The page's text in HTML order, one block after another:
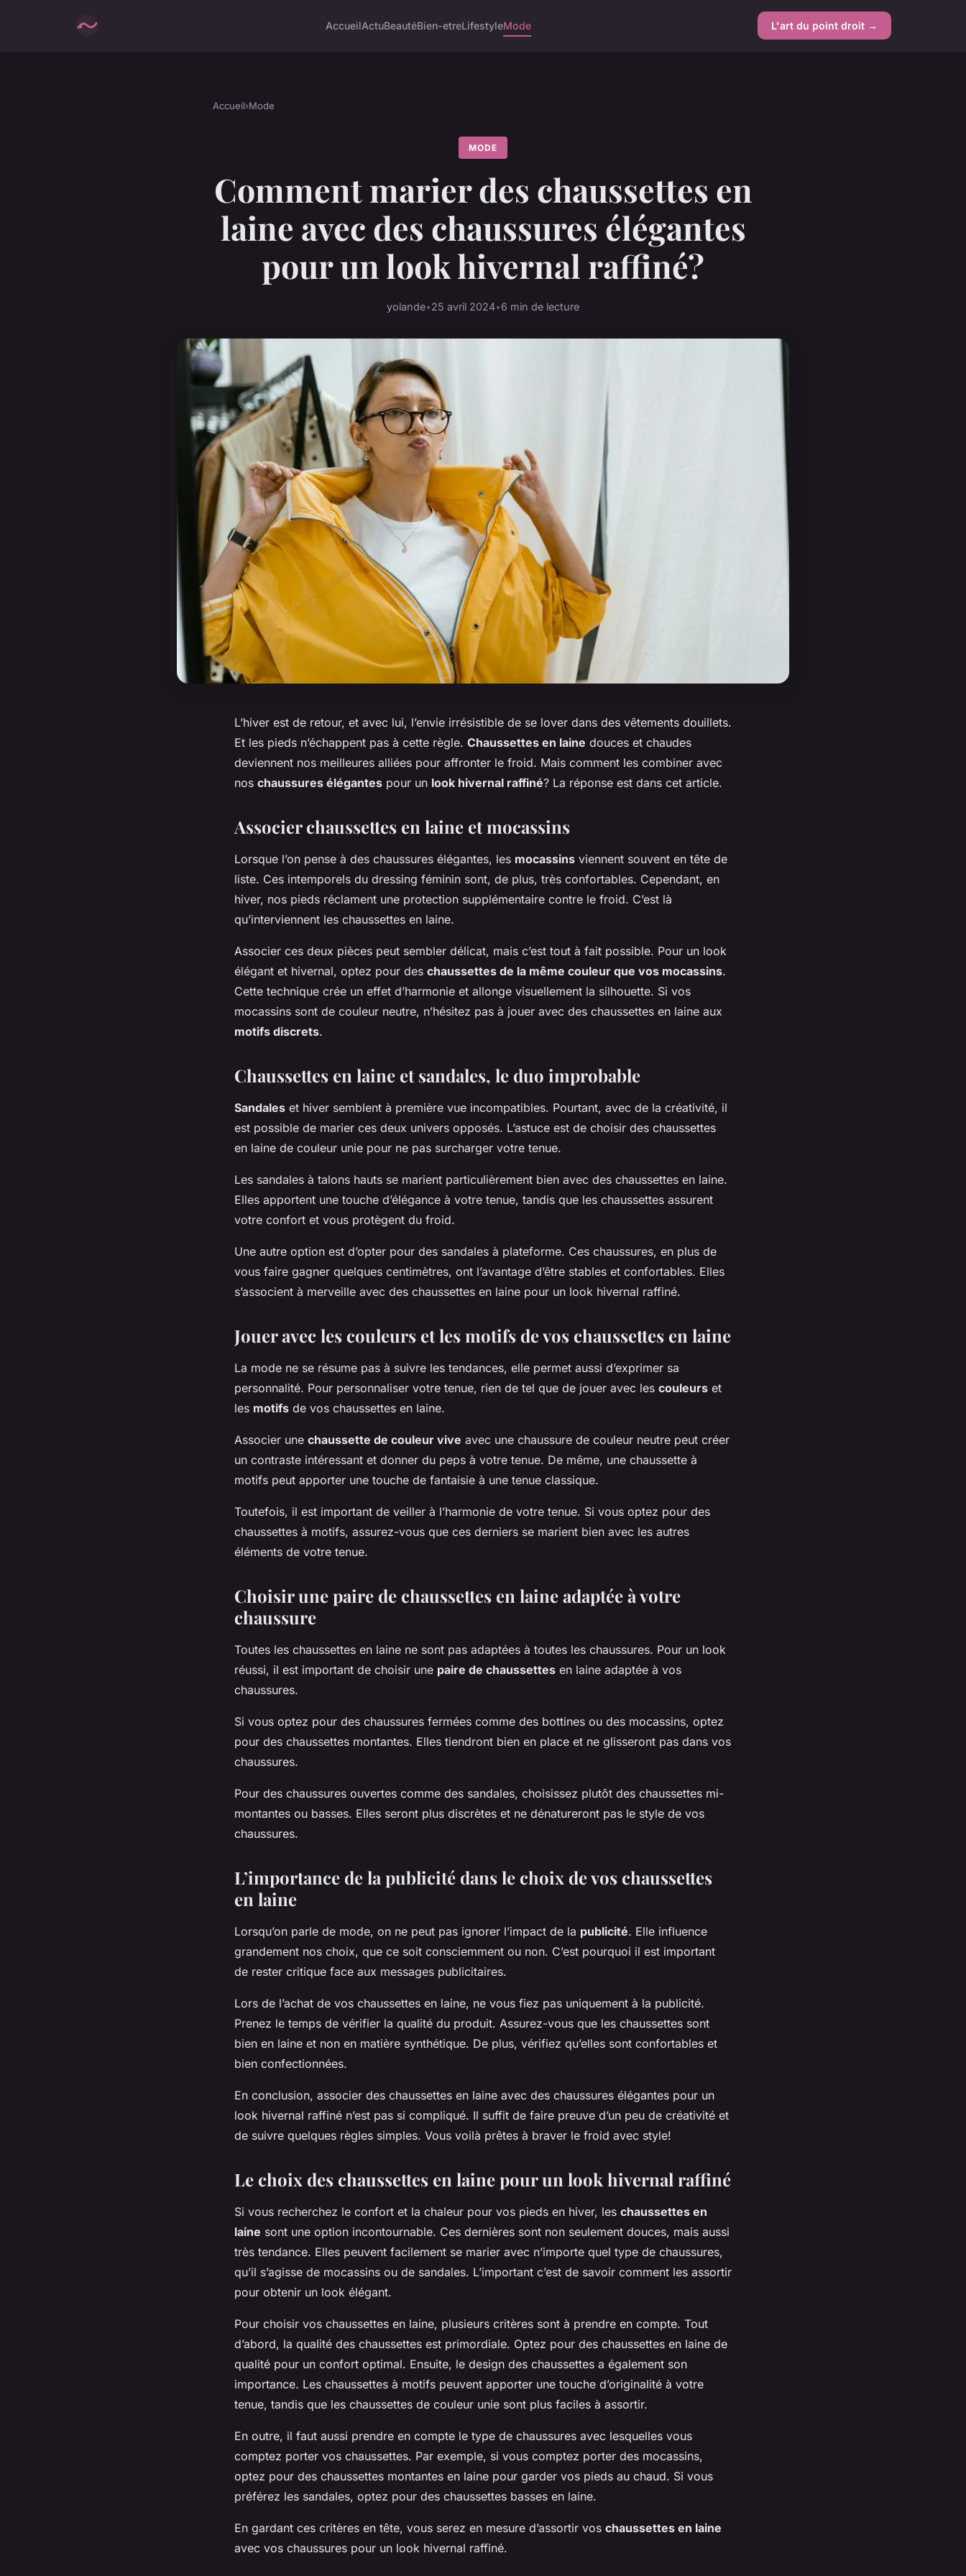
AccueilActuBeautéBien-etreLifestyleMode L'art du point droit →
Accueil›Mode
MODE
Comment marier des chaussettes en
laine avec des chaussures élégantes
pour un look hivernal raffiné?
yolande•25 avril 2024•6 min de lecture
L’hiver est de retour, et avec lui, l’envie irrésistible de se lover dans des vêtements douillets.
Et les pieds n’échappent pas à cette règle. Chaussettes en laine douces et chaudes
deviennent nos meilleures alliées pour affronter le froid. Mais comment les combiner avec
nos chaussures élégantes pour un look hivernal raffiné? La réponse est dans cet article.
Associer chaussettes en laine et mocassins
Lorsque l’on pense à des chaussures élégantes, les mocassins viennent souvent en tête de
liste. Ces intemporels du dressing féminin sont, de plus, très confortables. Cependant, en
hiver, nos pieds réclament une protection supplémentaire contre le froid. C’est là
qu’interviennent les chaussettes en laine.
Associer ces deux pièces peut sembler délicat, mais c’est tout à fait possible. Pour un look
élégant et hivernal, optez pour des chaussettes de la même couleur que vos mocassins.
Cette technique crée un effet d’harmonie et allonge visuellement la silhouette. Si vos
mocassins sont de couleur neutre, n’hésitez pas à jouer avec des chaussettes en laine aux
motifs discrets.
Chaussettes en laine et sandales, le duo improbable
Sandales et hiver semblent à première vue incompatibles. Pourtant, avec de la créativité, il
est possible de marier ces deux univers opposés. L’astuce est de choisir des chaussettes
en laine de couleur unie pour ne pas surcharger votre tenue.
Les sandales à talons hauts se marient particulièrement bien avec des chaussettes en laine.
Elles apportent une touche d’élégance à votre tenue, tandis que les chaussettes assurent
votre confort et vous protègent du froid.
Une autre option est d’opter pour des sandales à plateforme. Ces chaussures, en plus de
vous faire gagner quelques centimètres, ont l’avantage d’être stables et confortables. Elles
s’associent à merveille avec des chaussettes en laine pour un look hivernal raffiné.
Jouer avec les couleurs et les motifs de vos chaussettes en laine
La mode ne se résume pas à suivre les tendances, elle permet aussi d’exprimer sa
personnalité. Pour personnaliser votre tenue, rien de tel que de jouer avec les couleurs et
les motifs de vos chaussettes en laine.
Associer une chaussette de couleur vive avec une chaussure de couleur neutre peut créer
un contraste intéressant et donner du peps à votre tenue. De même, une chaussette à
motifs peut apporter une touche de fantaisie à une tenue classique.
Toutefois, il est important de veiller à l’harmonie de votre tenue. Si vous optez pour des
chaussettes à motifs, assurez-vous que ces derniers se marient bien avec les autres
éléments de votre tenue.
Choisir une paire de chaussettes en laine adaptée à votre
chaussure
Toutes les chaussettes en laine ne sont pas adaptées à toutes les chaussures. Pour un look
réussi, il est important de choisir une paire de chaussettes en laine adaptée à vos
chaussures.
Si vous optez pour des chaussures fermées comme des bottines ou des mocassins, optez
pour des chaussettes montantes. Elles tiendront bien en place et ne glisseront pas dans vos
chaussures.
Pour des chaussures ouvertes comme des sandales, choisissez plutôt des chaussettes mi-
montantes ou basses. Elles seront plus discrètes et ne dénatureront pas le style de vos
chaussures.
L’importance de la publicité dans le choix de vos chaussettes
en laine
Lorsqu’on parle de mode, on ne peut pas ignorer l’impact de la publicité. Elle influence
grandement nos choix, que ce soit consciemment ou non. C’est pourquoi il est important
de rester critique face aux messages publicitaires.
Lors de l’achat de vos chaussettes en laine, ne vous fiez pas uniquement à la publicité.
Prenez le temps de vérifier la qualité du produit. Assurez-vous que les chaussettes sont
bien en laine et non en matière synthétique. De plus, vérifiez qu’elles sont confortables et
bien confectionnées.
En conclusion, associer des chaussettes en laine avec des chaussures élégantes pour un
look hivernal raffiné n’est pas si compliqué. Il suffit de faire preuve d’un peu de créativité et
de suivre quelques règles simples. Vous voilà prêtes à braver le froid avec style!
Le choix des chaussettes en laine pour un look hivernal raffiné
Si vous recherchez le confort et la chaleur pour vos pieds en hiver, les chaussettes en
laine sont une option incontournable. Ces dernières sont non seulement douces, mais aussi
très tendance. Elles peuvent facilement se marier avec n’importe quel type de chaussures,
qu’il s’agisse de mocassins ou de sandales. L’important c’est de savoir comment les assortir
pour obtenir un look élégant.
Pour choisir vos chaussettes en laine, plusieurs critères sont à prendre en compte. Tout
d’abord, la qualité des chaussettes est primordiale. Optez pour des chaussettes en laine de
qualité pour un confort optimal. Ensuite, le design des chaussettes a également son
importance. Les chaussettes à motifs peuvent apporter une touche d’originalité à votre
tenue, tandis que les chaussettes de couleur unie sont plus faciles à assortir.
En outre, il faut aussi prendre en compte le type de chaussures avec lesquelles vous
comptez porter vos chaussettes. Par exemple, si vous comptez porter des mocassins,
optez pour des chaussettes montantes en laine pour garder vos pieds au chaud. Si vous
préférez les sandales, optez pour des chaussettes basses en laine.
En gardant ces critères en tête, vous serez en mesure d’assortir vos chaussettes en laine
avec vos chaussures pour un look hivernal raffiné.